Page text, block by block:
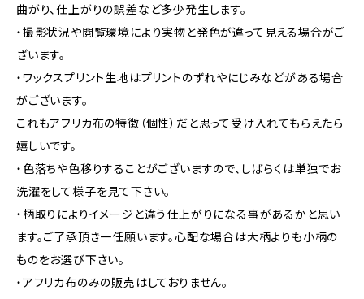
曲がり、仕上がりの誤差など多少発生します。
・撮影状況や閲覧環境により実物と発色が違って見える場合がご
ざいます。
・ワックスプリント生地はプリントのずれやにじみなどがある場合
がございます。
これもアフリカ布の特徴（個性）だと思って受け入れてもらえたら
嬉しいです。
・色落ちや色移りすることがございますので、しばらくは単独でお
洗濯をして様子を見て下さい。
・柄取りによりイメージと違う仕上がりになる事があるかと思い
ます。ご了承頂き一任願います。心配な場合は大柄よりも小柄の
ものをお選び下さい。
・アフリカ布のみの販売はしておりません。